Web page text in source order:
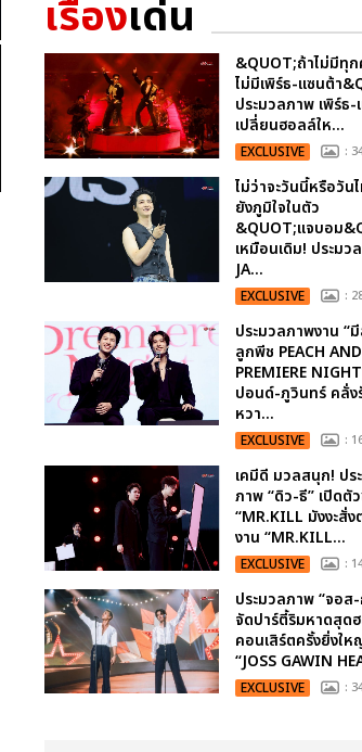
เรื่องเด่น
&QUOT;ถ้าไม่มีทุ
ไม่มีเพิร์ธ-แซนต้า
ประมวลภาพ เพิร์ธ-
เปลี่ยนฮอลล์ให...
EXCLUSIVE :
ไม่ว่าจะวันนี้หรือวัน
ยังภูมิใจในตัว
&QUOT;แจบอม
เหมือนเดิม! ประมว
JA...
EXCLUSIVE :
ประมวลภาพงาน “
ลูกพีช PEACH
PREMIERE
ปอนด์-ภูวินทร์ คลั่ง
หวา...
EXCLUSIVE :
เคมีดี มวลสนุก! ปร
ภาพ “ดิว-ธี” เปิดตั
“MR.KILL มังงะสั่ง
งาน “MR.KILL...
EXCLUSIVE :
ประมวลภาพ “จอส
จัดปาร์ตี้ริมหาดสุด
คอนเสิร์ตครั้งยิ่งให
“JOSS GAWIN
EXCLUSIVE :